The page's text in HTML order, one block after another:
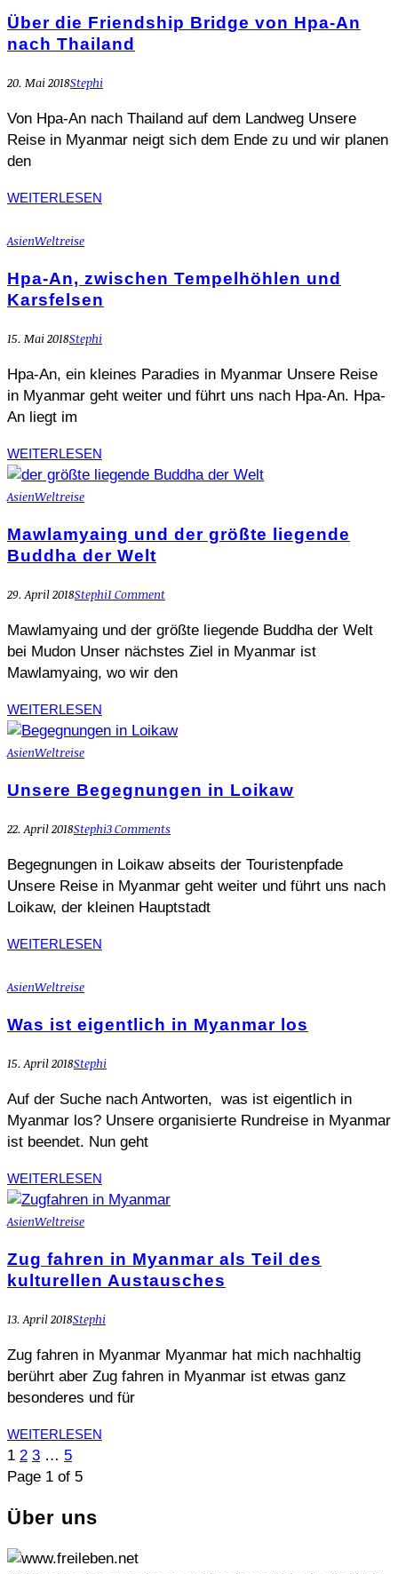
Über die Friendship Bridge von Hpa-An
nach Thailand
20. Mai 2018Stephi
Von Hpa-An nach Thailand auf dem Landweg Unsere
Reise in Myanmar neigt sich dem Ende zu und wir planen
den
WEITERLESEN
AsienWeltreise
Hpa-An, zwischen Tempelhöhlen und
Karsfelsen
15. Mai 2018Stephi
Hpa-An, ein kleines Paradies in Myanmar Unsere Reise
in Myanmar geht weiter und führt uns nach Hpa-An. Hpa-
An liegt im
WEITERLESEN
AsienWeltreise
Mawlamyaing und der größte liegende
Buddha der Welt
29. April 2018Stephi1 Comment
Mawlamyaing und der größte liegende Buddha der Welt
bei Mudon Unser nächstes Ziel in Myanmar ist
Mawlamyaing, wo wir den
WEITERLESEN
AsienWeltreise
Unsere Begegnungen in Loikaw
22. April 2018Stephi3 Comments
Begegnungen in Loikaw abseits der Touristenpfade
Unsere Reise in Myanmar geht weiter und führt uns nach
Loikaw, der kleinen Hauptstadt
WEITERLESEN
AsienWeltreise
Was ist eigentlich in Myanmar los
15. April 2018Stephi
Auf der Suche nach Antworten, was ist eigentlich in
Myanmar los? Unsere organisierte Rundreise in Myanmar
ist beendet. Nun geht
WEITERLESEN
AsienWeltreise
Zug fahren in Myanmar als Teil des
kulturellen Austausches
13. April 2018Stephi
Zug fahren in Myanmar Myanmar hat mich nachhaltig
berührt aber Zug fahren in Myanmar ist etwas ganz
besonderes und für
WEITERLESEN
1 2 3 … 5
Page 1 of 5
Über uns